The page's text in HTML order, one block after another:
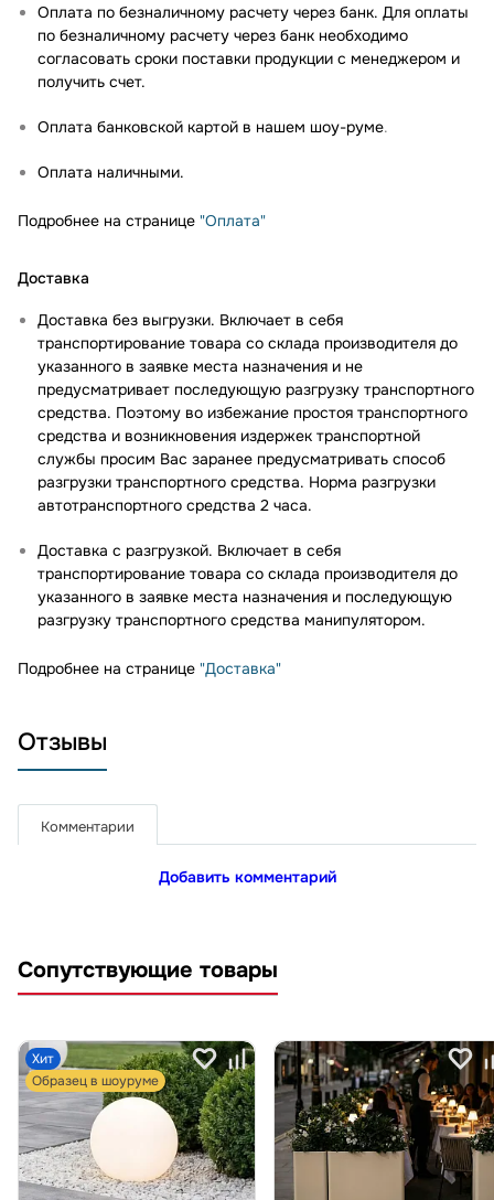
Оплата по безналичному расчету через банк. Для оплаты
по безналичному расчету через банк необходимо
согласовать сроки поставки продукции с менеджером и
получить счет.
Оплата банковской картой в нашем шоу-руме.
Оплата наличными.
Подробнее на странице "Оплата"
Доставка
Доставка без выгрузки. Включает в себя
транспортирование товара со склада производителя до
указанного в заявке места назначения и не
предусматривает последующую разгрузку транспортного
средства. Поэтому во избежание простоя транспортного
средства и возникновения издержек транспортной
службы просим Вас заранее предусматривать способ
разгрузки транспортного средства. Норма разгрузки
автотранспортного средства 2 часа.
Доставка с разгрузкой. Включает в себя
транспортирование товара со склада производителя до
указанного в заявке места назначения и последующую
разгрузку транспортного средства манипулятором.
Подробнее на странице "Доставка"
Отзывы
Комментарии
Добавить комментарий
Сопутствующие товары
Хит
Образец в шоуруме